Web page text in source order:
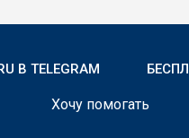
В TELEGRAM
Хочу помогать